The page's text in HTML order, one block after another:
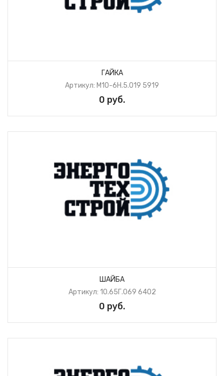
ГАЙКА
Артикул: М10-6Н.5.019 5919
0 руб.
ШАЙБА
Артикул: 10.65Г.069 6402
0 руб.